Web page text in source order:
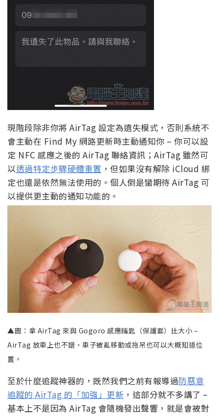
現階段除非你將 AirTag 設定為遺失模式，否則系統不
會主動在 Find My 網路更新時主動通知你 – 你可以設
定 NFC 感應之後的 AirTag 聯絡資訊；AirTag 雖然可
以透過特定步驟硬體重置 ，但如果沒有解除 iCloud 綁
定也還是依然無法使用的。個人倒是蠻期待 AirTag 可
以提供更主動的通知功能的。
▲圖：拿 AirTag 來與 Gogoro 感應鑰匙（保護套）比大小 –
AirTag 放車上也不錯，車子被亂移動或拖吊也可以大概知道位
置。
至於什麼追蹤神器的，既然我們之前有報導過防惡意
追蹤的 AirTag 的「加強」更新 ，這部分就不多講了 –
基本上不是因為 AirTag 會隨機發出聲響，就是會被對